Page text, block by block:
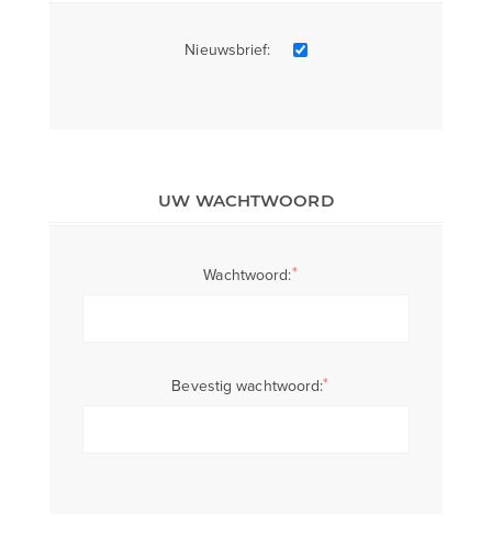
Nieuwsbrief:
UW WACHTWOORD
Wachtwoord:*
Bevestig wachtwoord:*